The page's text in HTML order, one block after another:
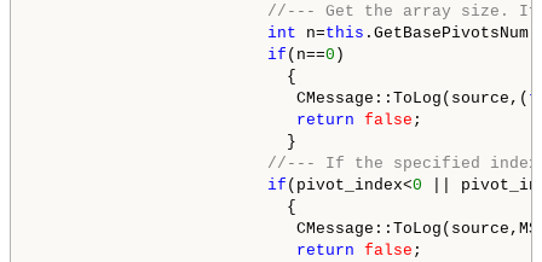
//--- Get the array size.
int n=this
if (n==0 )
{
CMessage::ToLog(source,(
return false ;
}
//--- If the specified index
if (pivot_index<0 ||
{
return false ;